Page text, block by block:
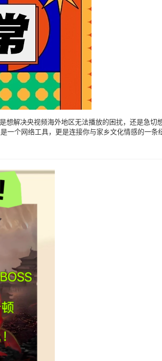
解决央视频海外地区无法播放的困扰，还是急
个网络工具，更是连接你与家乡文化情感的一